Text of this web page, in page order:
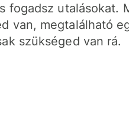
fogadsz utalásokat.
van, megtalálható
szükséged van rá.